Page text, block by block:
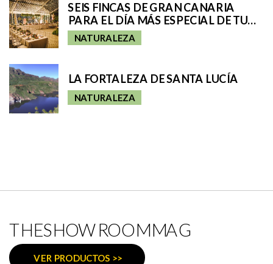
SEIS FINCAS DE GRAN CANARIA
PARA EL DÍA MÁS ESPECIAL DE TU
VIDA
NATURALEZA
LA FORTALEZA DE SANTA LUCÍA
NATURALEZA
THESHOWROOMMAG
VER PRODUCTOS >>